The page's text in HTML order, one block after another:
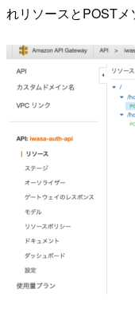
れリソースとPOSTメ